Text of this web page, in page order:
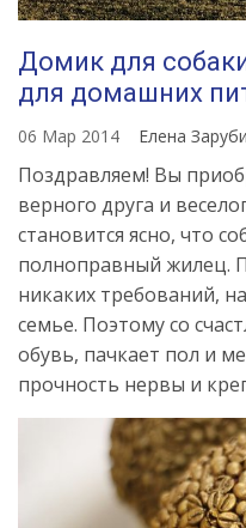
Домик для
для домашних
06 Мар 2014 Елена
Поздравляем! Вы
верного друга и
становится ясно, что
полноправный жилец.
никаких требований,
семье. Поэтому со
обувь, пачкает пол и
прочность нервы и